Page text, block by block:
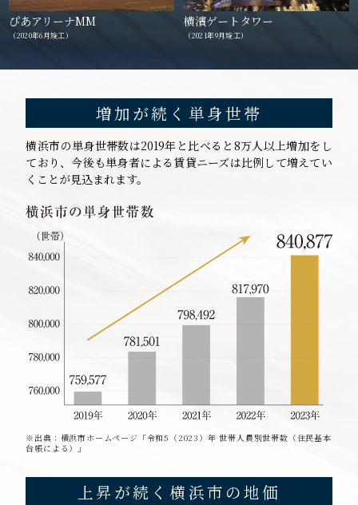
ぴあアリーナMM
（2020年6月竣工）
横濱ゲートタワー
（2021年9月竣工）
増加が続く単身世帯
横浜市の単身世帯数は2019年と比べると8万人以上増加をし
ており、今後も単身者による賃貸ニーズは比例して増えてい
くことが見込まれます。
※出典：横浜市ホームページ「令和5（2023）年 世帯人員別世帯数（住民基本
台帳による）」
上昇が続く横浜市の地価